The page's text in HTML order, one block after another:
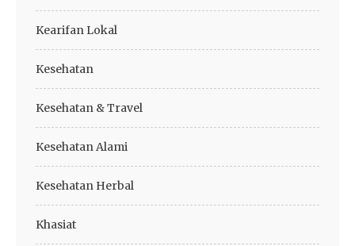
Kearifan Lokal
Kesehatan
Kesehatan & Travel
Kesehatan Alami
Kesehatan Herbal
Khasiat